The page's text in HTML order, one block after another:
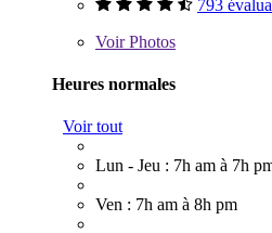
793
VoirPhotos
Heures normales
Voir tout
Lun - Jeu : 7h am à 7h
Ven : 7h am à 8h pm